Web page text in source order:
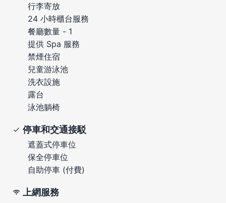
行李寄放
24 小時櫃台服務
餐廳數量 - 1
提供 Spa 服務
禁煙住宿
兒童游泳池
洗衣設施
露台
泳池躺椅
停車和交通接駁
遮蓋式停車位
保全停車位
自助停車 (付費)
上網服務